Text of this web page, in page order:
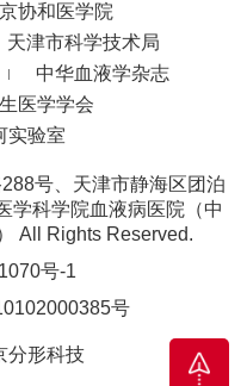
协和医学院
天津市科学技术局
中华血液学杂志
医学学会
实验室
号、天津市静海区团泊
学科学院血液病医院（中
All Rights Reserved.
号-1
号
分形科技